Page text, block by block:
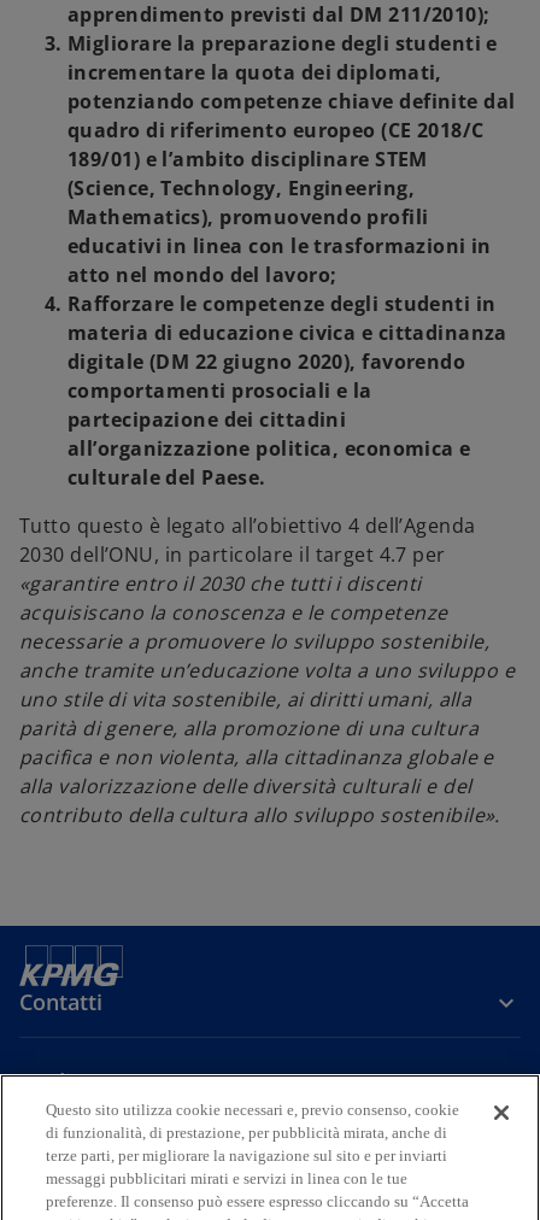
apprendimento previsti dal DM 211/2010);
Migliorare la preparazione degli studenti e
incrementare la quota dei diplomati,
potenziando competenze chiave definite dal
quadro di riferimento europeo (CE 2018/C
189/01) e l’ambito disciplinare STEM
(Science, Technology, Engineering,
Mathematics), promuovendo profili
educativi in linea con le trasformazioni in
atto nel mondo del lavoro;
Rafforzare le competenze degli studenti in
materia di educazione civica e cittadinanza
digitale (DM 22 giugno 2020), favorendo
comportamenti prosociali e la
partecipazione dei cittadini
all’organizzazione politica, economica e
culturale del Paese.
Tutto questo è legato all’obiettivo 4 dell’Agenda
2030 dell’ONU, in particolare il target 4.7 per
«garantire entro il 2030 che tutti i discenti
acquisiscano la conoscenza e le competenze
necessarie a promuovere lo sviluppo sostenibile,
anche tramite un’educazione volta a uno sviluppo e
uno stile di vita sostenibile, ai diritti umani, alla
parità di genere, alla promozione di una cultura
pacifica e non violenta, alla cittadinanza globale e
alla valorizzazione delle diversità culturali e del
contributo della cultura allo sviluppo sostenibile».
Contatti
Media
Company
s s s s s
Questo sito utilizza cookie necessari e, previo consenso, cookie
di funzionalità, di prestazione, per pubblicità mirata, anche di
terze parti, per migliorare la navigazione sul sito e per inviarti
messaggi pubblicitari mirati e servizi in linea con le tue
preferenze. Il consenso può essere espresso cliccando su “Accetta